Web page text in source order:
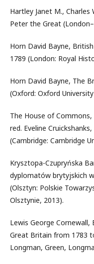
Hartley Janet M.,
Peter the Great
Horn David Bayne,
1789 (London: Royal
Horn David Bayne, The
(Oxford: Oxford
The House of Commons,
red. Eveline
(Cambridge: Cambridge
Krysztopa-Czupryńska
dyplomatów brytyjskich
(Olsztyn: Polskie
Olsztynie, 2013).
Lewis George
Great Britain from 1783
Longman, Green,